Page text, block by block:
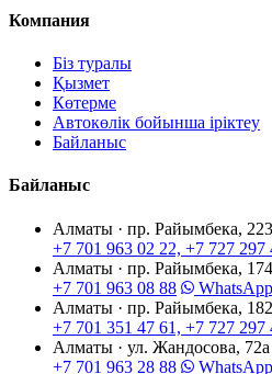
Компания
Біз туралы
Қызмет
Көтерме
Автокөлік бойынша іріктеу
Байланыс
Байланыс
Алматы · пр. Райымбека,
+7 701 963 02 22, +7 727 297
Алматы · пр. Райымбека,
+7 701 963 08 88
WhatsApp
Алматы · пр. Райымбека, 182
+7 701 351 47 61, +7 727 297
Алматы · ул. Жандосова, 72а
+7 701 963 28 88
WhatsApp